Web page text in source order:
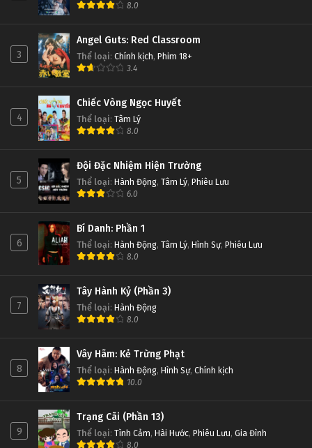
8.0
3
Angel Guts: Red Classroom
Thể loại: Chính kịch, Phim 18+
3.4
4
Chiếc Vòng Ngọc Huyết
Thể loại: Tâm Lý
8.0
5
Đội Đặc Nhiệm Hiện Trường
Thể loại: Hành Động, Tâm Lý, Phiêu Lưu
6.0
6
Bí Danh: Phần 1
Thể loại: Hành Động, Tâm Lý, Hình Sự, Phiêu Lưu
8.0
7
Tây Hành Kỷ (Phần 3)
Thể loại: Hành Động
8.0
8
Vây Hãm: Kẻ Trừng Phạt
Thể loại: Hành Động, Hình Sự, Chính kịch
10.0
9
Trạng Cãi (Phần 13)
Thể loại: Tình Cảm, Hài Hước, Phiêu Lưu, Gia Đình
8.0